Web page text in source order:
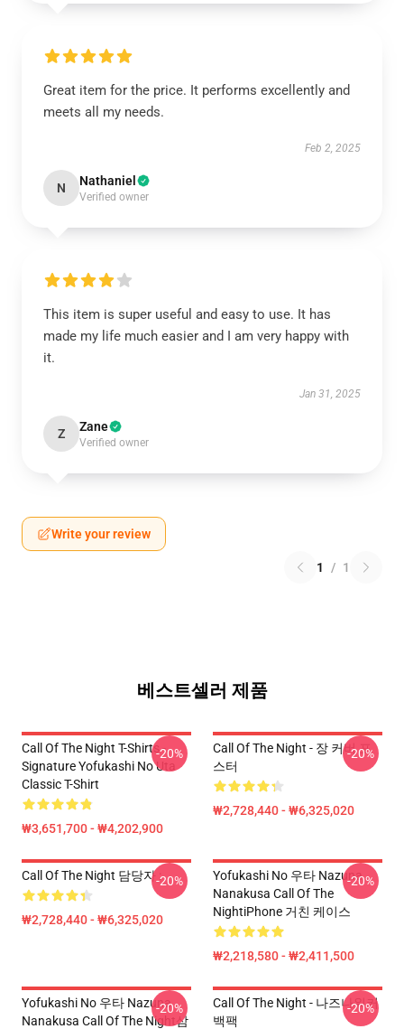
Great item for the price. It performs excellently and
meets all my needs.
Feb 2, 2025
N Nathaniel
Verified owner
This item is super useful and easy to use. It has
made my life much easier and I am very happy with
it.
Jan 31, 2025
Z Zane
Verified owner
Write your review
1 / 1
베스트셀러 제품
Call Of The Night T-Shirts -
Signature Yofukashi No Uta
Classic T-Shirt
₩3,651,700 - ₩4,202,900
-20%
Call Of The Night - 장 커버 포
스터
₩2,728,440 - ₩6,325,020
-20%
Call Of The Night 담당자 :
₩2,728,440 - ₩6,325,020
-20%
Yofukashi No 우타 Nazuna
Nanakusa Call Of The
NightiPhone 거친 케이스
₩2,218,580 - ₩2,411,500
-20%
Yofukashi No 우타 Nazuna
Nanakusa Call Of The Night삼
-20%
Call Of The Night - 나즈나워커
백팩
-20%